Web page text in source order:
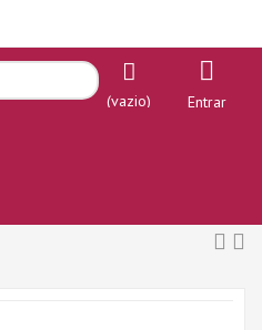
(vazio) Entrar